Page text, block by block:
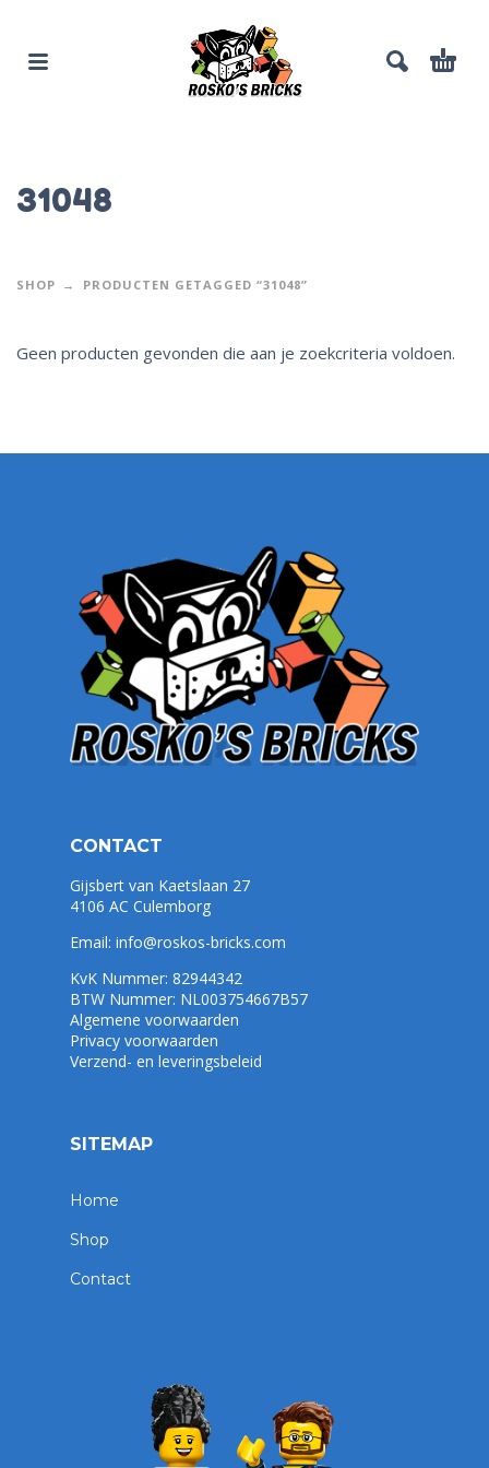
31048
SHOP PRODUCTEN GETAGGED “31048”
Geen producten gevonden die aan je zoekcriteria voldoen.
CONTACT
Gijsbert van Kaetslaan 27
4106 AC Culemborg
Email: info@roskos-bricks.com
KvK Nummer: 82944342
BTW Nummer: NL003754667B57
Algemene voorwaarden
Privacy voorwaarden
Verzend- en leveringsbeleid
SITEMAP
Home
Shop
Contact